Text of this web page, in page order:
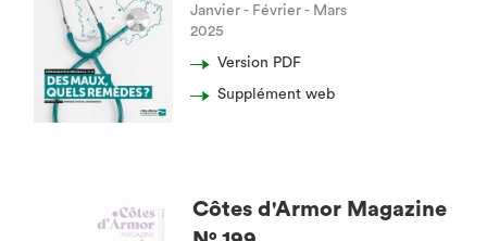
Janvier - Février - Mars
2025
Version PDF
Supplément web
Côtes d'Armor Magazine